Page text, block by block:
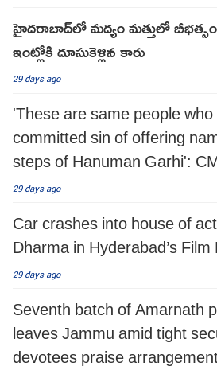
హైదరాబాద్‌లో మద్యం మత్తులో
ఇంట్లోకి దూసుకెళ్లిన కారు
29 days ago
'These are same people
committed sin of offering
steps of Hanuman Garhi':
Ayodhya
29 days ago
Car crashes into house of
Dharma in Hyderabad’s
29 days ago
Seventh batch of Amarnath
leaves Jammu amid tight
devotees praise